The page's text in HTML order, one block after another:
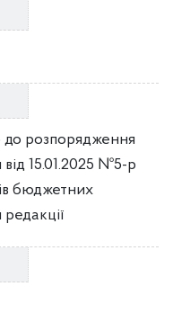
до розпорядження
від 15.01.2025 №5-р
бюджетних